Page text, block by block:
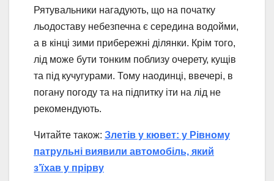
Рятувальники нагадують, що на початку
льодоставу небезпечна є середина водойми,
а в кінці зими прибережні ділянки. Крім того,
лід може бути тонким поблизу очерету, кущів
та під кучугурами. Тому наодинці, ввечері, в
погану погоду та на підпитку іти на лід не
рекомендують.
Читайте також: Злетів у кювет: у Рівному
патрульні виявили автомобіль, який
з’їхав у прірву